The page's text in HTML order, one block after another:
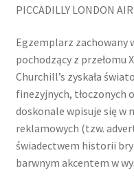
PICCADILLY LONDON
Egzemplarz zachowany
pochodzący z przełomu
Churchill’s zyskała
finezyjnych, tłoczonych
doskonale wpisuje się w
reklamowych (tzw.
świadectwem historii
barwnym akcentem w